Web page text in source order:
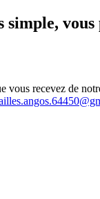
vous
vous recevez de